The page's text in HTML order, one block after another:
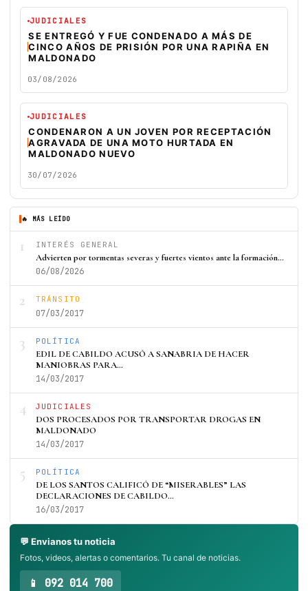
JUDICIALES
SE ENTREGÓ Y FUE CONDENADO A MÁS DE
CINCO AÑOS DE PRISIÓN POR UNA RAPIÑA EN
MALDONADO
03/08/2026
JUDICIALES
CONDENARON A UN JOVEN POR RECEPTACIÓN
AGRAVADA DE UNA MOTO HURTADA EN
MALDONADO NUEVO
30/07/2026
🔥 MÁS LEÍDO
1 INTERÉS GENERAL
Advierten por tormentas severas y fuertes vientos ante la formación…
06/08/2026
2 TRÁNSITO
07/03/2017
3 POLÍTICA
EDIL DE CABILDO ACUSÓ A SANABRIA DE HACER
MANIOBRAS PARA…
14/03/2017
4 JUDICIALES
DOS PROCESADOS POR TRANSPORTAR DROGAS EN
MALDONADO
14/03/2017
5 POLÍTICA
DE LOS SANTOS CALIFICÓ DE “MISERABLES” LAS
DECLARACIONES DE CABILDO…
16/03/2017
💬 Envianos tu noticia
Fotos, videos, alertas o comentarios. Tu canal de noticias.
📱 092 014 700